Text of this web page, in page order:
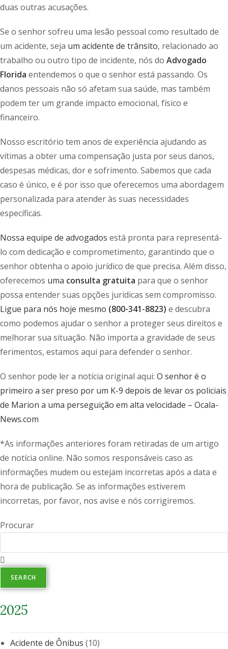
duas outras acusações.
Se o senhor sofreu uma lesão pessoal como resultado de
um acidente, seja um acidente de trânsito, relacionado ao
trabalho ou outro tipo de incidente, nós do Advogado
Florida entendemos o que o senhor está passando. Os
danos pessoais não só afetam sua saúde, mas também
podem ter um grande impacto emocional, físico e
financeiro.
Nosso escritório tem anos de experiência ajudando as
vítimas a obter uma compensação justa por seus danos,
despesas médicas, dor e sofrimento. Sabemos que cada
caso é único, e é por isso que oferecemos uma abordagem
personalizada para atender às suas necessidades
específicas.
Nossa equipe de advogados está pronta para representá-
lo com dedicação e comprometimento, garantindo que o
senhor obtenha o apoio jurídico de que precisa. Além disso,
oferecemos uma consulta gratuita para que o senhor
possa entender suas opções jurídicas sem compromisso.
Ligue para nós hoje mesmo (800-341-8823) e descubra
como podemos ajudar o senhor a proteger seus direitos e
melhorar sua situação. Não importa a gravidade de seus
ferimentos, estamos aqui para defender o senhor.
O senhor pode ler a notícia original aqui: O senhor é o
primeiro a ser preso por um K-9 depois de levar os policiais
de Marion a uma perseguição em alta velocidade – Ocala-
News.com
*As informações anteriores foram retiradas de um artigo
de notícia online. Não somos responsáveis caso as
informações mudem ou estejam incorretas após a data e
hora de publicação. Se as informações estiverem
incorretas, por favor, nos avise e nós corrigiremos.
Procurar
SEARCH
2025
Acidente de Ônibus (10)